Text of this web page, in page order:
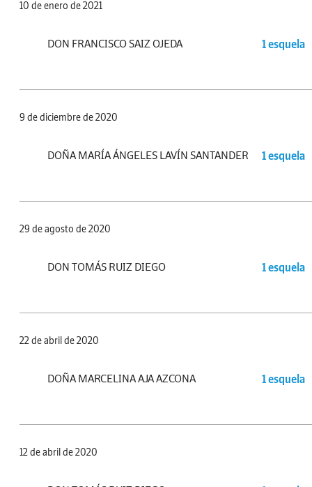
10 de enero de 2021
DON FRANCISCO SAIZ OJEDA 1 esquela
9 de diciembre de 2020
DOÑA MARÍA ÁNGELES LAVÍN SANTANDER 1 esquela
29 de agosto de 2020
DON TOMÁS RUIZ DIEGO 1 esquela
22 de abril de 2020
DOÑA MARCELINA AJA AZCONA 1 esquela
12 de abril de 2020